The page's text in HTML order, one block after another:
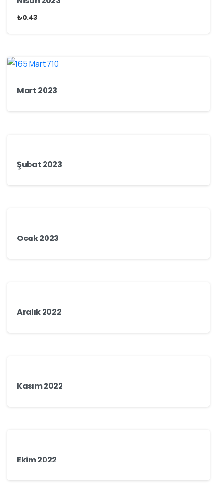
₺0.43
Mart 2023
Şubat 2023
Ocak 2023
Aralık 2022
Kasım 2022
Ekim 2022